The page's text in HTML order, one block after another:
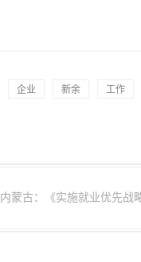
企业 新余 工作
内蒙古：《实施就业优先战